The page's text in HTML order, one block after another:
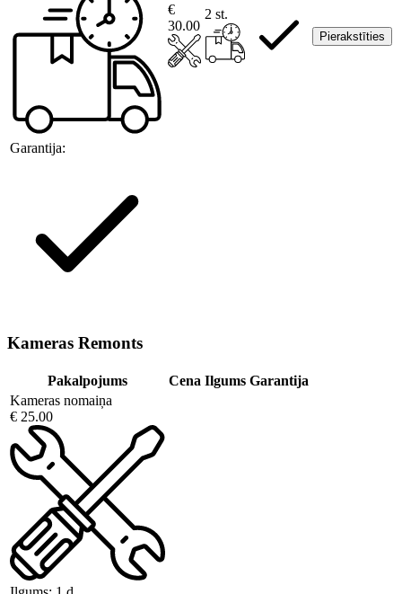
Garantija:
€
30.00
2 st.
Pierakstīties
Kameras Remonts
Pakalpojums Cena Ilgums Garantija
Kameras nomaiņa
€ 25.00